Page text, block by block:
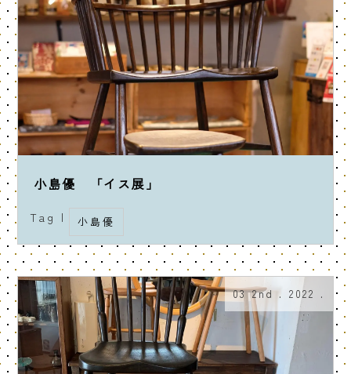
小島優 「イス展」
Tag | 小島優
03 2nd . 2022 .